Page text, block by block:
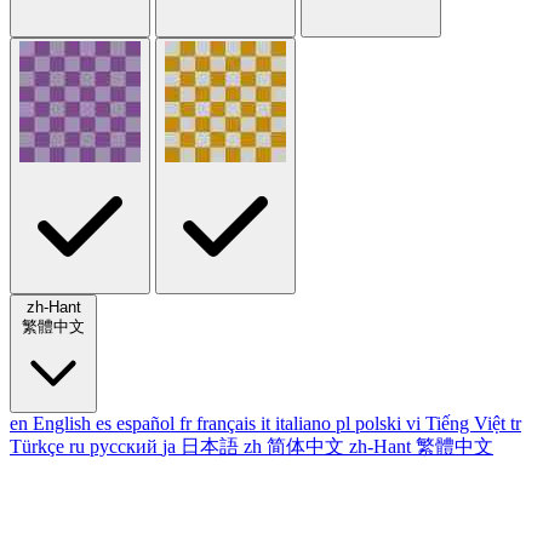
zh-Hant
繁體中文
en English es español fr français it italiano pl polski vi Tiếng Việt tr
Türkçe ru русский ja 日本語 zh 简体中文 zh-Hant 繁體中文